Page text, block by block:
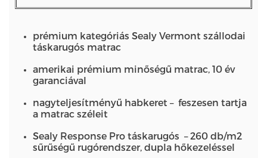
prémium kategóriás Sealy Vermont szállodai
táskarugós matrac
amerikai prémium minőségű matrac, 10 év
garanciával
nagyteljesítményű habkeret – feszesen tartja
a matrac széleit
Sealy Response Pro táskarugós – 260 db/m2
sűrűségű rugórendszer, dupla hőkezeléssel